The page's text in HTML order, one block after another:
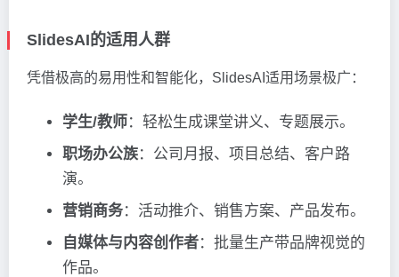
SlidesAI的适用人群
凭借极高的易用性和智能化，SlidesAI适用场景极广：
学生/教师：轻松生成课堂讲义、专题展示。
职场办公族：公司月报、项目总结、客户路
演。
营销商务：活动推介、销售方案、产品发布。
自媒体与内容创作者：批量生产带品牌视觉的
作品。